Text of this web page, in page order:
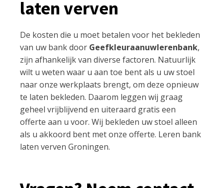
laten verven
De kosten die u moet betalen voor het bekleden
van uw bank door Geefkleuraanuwlerenbank,
zijn afhankelijk van diverse factoren. Natuurlijk
wilt u weten waar u aan toe bent als u uw stoel
naar onze werkplaats brengt, om deze opnieuw
te laten bekleden. Daarom leggen wij graag
geheel vrijblijvend en uiteraard gratis een
offerte aan u voor. Wij bekleden uw stoel alleen
als u akkoord bent met onze offerte. Leren bank
laten verven Groningen.